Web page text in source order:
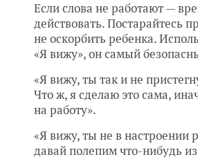
Если слова не работают —
действовать. Постарайтесь
не оскорбить ребенка.
«Я вижу», он самый
«Я вижу, ты так и не
Что ж, я сделаю это сама,
на работу».
«Я вижу, ты не в настроении
давай полепим что-нибудь